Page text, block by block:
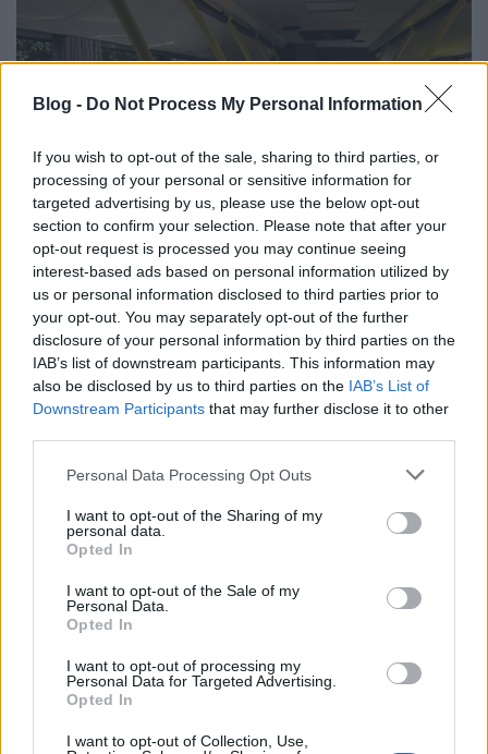
Blog - Do Not Process My Personal Information
If you wish to opt-out of the sale, sharing to third parties, or
processing of your personal or sensitive information for
targeted advertising by us, please use the below opt-out
section to confirm your selection. Please note that after your
opt-out request is processed you may continue seeing
interest-based ads based on personal information utilized by
us or personal information disclosed to third parties prior to
your opt-out. You may separately opt-out of the further
disclosure of your personal information by third parties on the
IAB’s list of downstream participants. This information may
also be disclosed by us to third parties on the IAB’s List of
Downstream Participants that may further disclose it to other
Please note that this website/app uses one or more Google
not limited to your visit or usage behaviour. You may click to
grant or deny consent to Google and its third-party tags to
use your data for below specified purposes in below Google
consent section.
Personal Data Processing Opt Outs
I want to opt-out of the Sharing of my
personal data.
Opted In
I want to opt-out of the Sale of my
Personal Data.
Opted In
I want to opt-out of processing my
Personal Data for Targeted Advertising.
Opted In
I want to opt-out of Collection, Use,
A helyközi változatban is jókora állóhelyet lehet
lehet az utastér.
Az eddig látott helyi és helyközi Econell típusok az
elődeikhez képest nagy fejlődésről tettek